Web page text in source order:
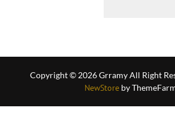
Copyright © 2026 Grramy All Right
NewStoreby